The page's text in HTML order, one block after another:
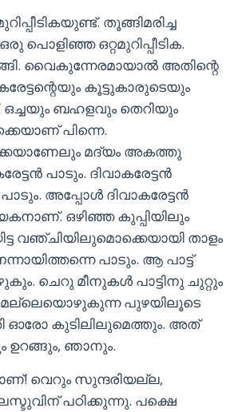
തൂങ്ങിമരിച്ച
പൊളിഞ്ഞ ഒറ്റമുറിപ്പീടിക.
വൈകുന്നേരമായാൽ അതിന്റെ
കൂട്ടുകാരുടെയും
ബഹളവും തെറിയും
പിന്നെ.
മദ്യം അകത്തു
പാടും. ദിവാകരേട്ടൻ
അപ്പോൾ ദിവാകരേട്ടൻ
ഒഴിഞ്ഞ കുപ്പിയിലും
വഞ്ചിയിലുമൊക്കെയായി താളം
പാടും. ആ പാട്ട്
ചെറു മീനുകൾ പാട്ടിനു ചുറ്റും
പുഴയിലൂടെ
ഓരോ കുടിലിലുമെത്തും. അത്
ഉറങ്ങും, ഞാനും.
വെറും സുന്ദരിയല്ല,
പഠിക്കുന്നു. പക്ഷെ